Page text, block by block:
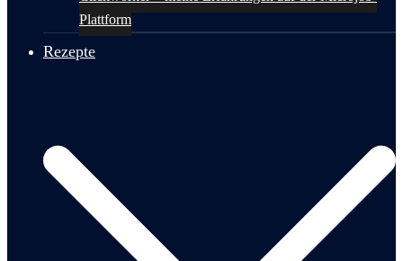
Plattform
Rezepte